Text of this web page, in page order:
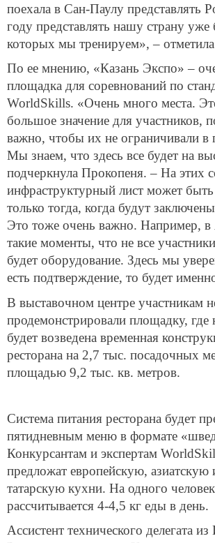
поехала в Сан-Паулу представлять
году представлять нашу страну уже
которых мы тренируем», –
По ее мнению, «Казань Экспо» –
площадка для соревнований по
WorldSkills. «Очень много места.
большое значение для участников,
важно, чтобы их не ограничивали в
Мы знаем, что здесь все будет на
подчеркнула Прокопеня. – На этих
инфраструктурный лист может
только тогда, когда будут
Это тоже очень важно. Например,
такие моменты, что не все
будет оборудование. Здесь мы
есть подтверждение, то будет
В выставочном центре участникам
продемонстрировали площадку, где
будет возведена временная
ресторана на 2,7 тыс. посадочных
площадью 9,2 тыс. кв. метров.
Система питания ресторана будет
пятидневным меню в формате
Конкурсантам и экспертам
предложат европейскую,
татарскую кухни. На одного
рассчитывается 4-4,5 кг еды в день.
Ассистент технического делегата